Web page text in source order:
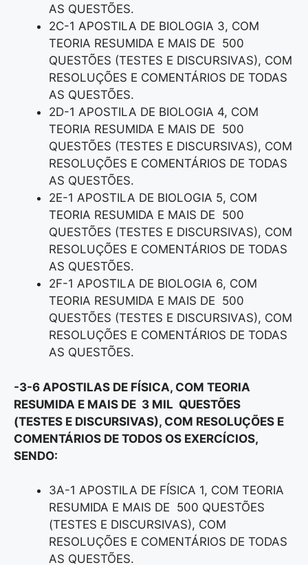
AS QUESTÕES.
2C-1 APOSTILA DE BIOLOGIA 3, COM
TEORIA RESUMIDA E MAIS DE 500
QUESTÕES (TESTES E DISCURSIVAS), COM
RESOLUÇÕES E COMENTÁRIOS DE TODAS
AS QUESTÕES.
2D-1 APOSTILA DE BIOLOGIA 4, COM
TEORIA RESUMIDA E MAIS DE 500
QUESTÕES (TESTES E DISCURSIVAS), COM
RESOLUÇÕES E COMENTÁRIOS DE TODAS
AS QUESTÕES.
2E-1 APOSTILA DE BIOLOGIA 5, COM
TEORIA RESUMIDA E MAIS DE 500
QUESTÕES (TESTES E DISCURSIVAS), COM
RESOLUÇÕES E COMENTÁRIOS DE TODAS
AS QUESTÕES.
2F-1 APOSTILA DE BIOLOGIA 6, COM
TEORIA RESUMIDA E MAIS DE 500
QUESTÕES (TESTES E DISCURSIVAS), COM
RESOLUÇÕES E COMENTÁRIOS DE TODAS
AS QUESTÕES.
-3-6 APOSTILAS DE FÍSICA, COM TEORIA
RESUMIDA E MAIS DE 3 MIL QUESTÕES
(TESTES E DISCURSIVAS), COM RESOLUÇÕES E
COMENTÁRIOS DE TODOS OS EXERCÍCIOS,
SENDO:
3A-1 APOSTILA DE FÍSICA 1, COM TEORIA
RESUMIDA E MAIS DE 500 QUESTÕES
(TESTES E DISCURSIVAS), COM
RESOLUÇÕES E COMENTÁRIOS DE TODAS
AS QUESTÕES.